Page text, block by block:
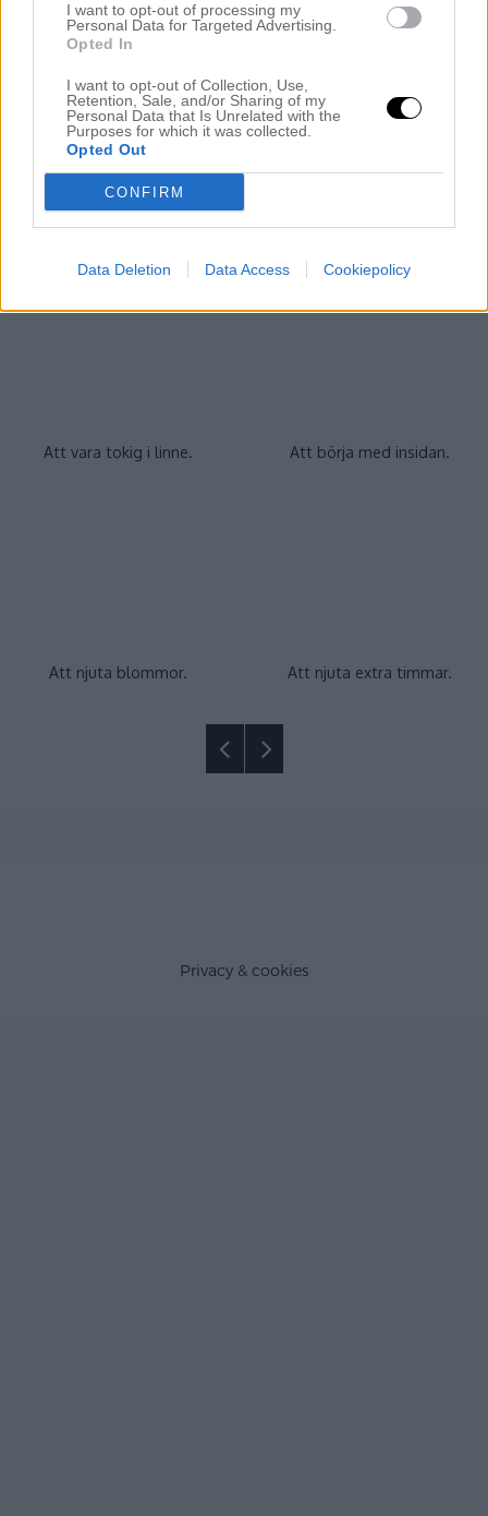
I want to opt-out of processing my
Personal Data for Targeted Advertising.
Opted In
I want to opt-out of Collection, Use,
Retention, Sale, and/or Sharing of my
Personal Data that Is Unrelated with the
Purposes for which it was collected.
Opted Out
CONFIRM
Data Deletion Data Access Cookiepolicy
Pingback:Ldir-tips | Den Enarmade
Banditen
Comments are closed.
Rekommenderade inlägg
Att vara tokig i linne.
Att njuta blommor.
Att börja med insidan.
Att njuta extra timmar.
Privacy & cookies